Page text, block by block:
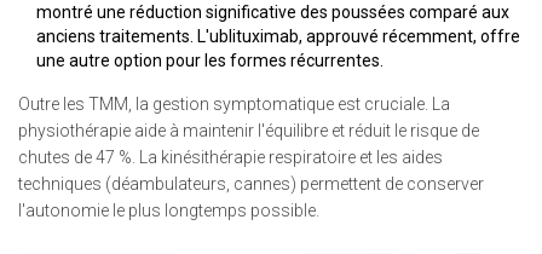
montré une réduction significative des poussées comparé aux
anciens traitements. L'ublituximab, approuvé récemment, offre
une autre option pour les formes récurrentes.
Outre les TMM, la gestion symptomatique est cruciale. La
physiothérapie aide à maintenir l'équilibre et réduit le risque de
chutes de 47 %. La kinésithérapie respiratoire et les aides
techniques (déambulateurs, cannes) permettent de conserver
l'autonomie le plus longtemps possible.